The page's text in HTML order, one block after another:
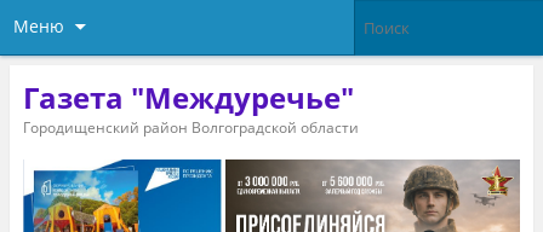
Меню
Газета "Междуречье"
Городищенский район Волгоградской области